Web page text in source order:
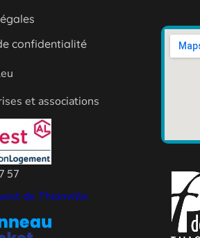
confidentialité
et associations
57
de Thionville